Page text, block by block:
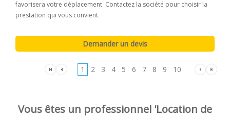
favorisera votre déplacement. Contactez la société pour choisir la
prestation qui vous convient.
1 2 3 4 5 6 7 8 9 10
Vous êtes un professionnel 'Location de